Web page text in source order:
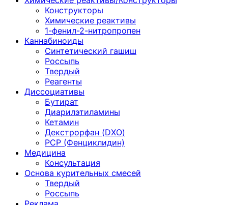
Конструкторы
Химические реактивы
1-фенил-2-нитропропен
Каннабиноиды
Синтетический гашиш
Россыпь
Твердый
Реагенты
Диссоциативы
Бутират
Диарилэтиламины
Кетамин
Декстрорфан (DXO)
PCP (Фенциклидин)
Медицина
Консультация
Основа курительных смесей
Твердый
Россыпь